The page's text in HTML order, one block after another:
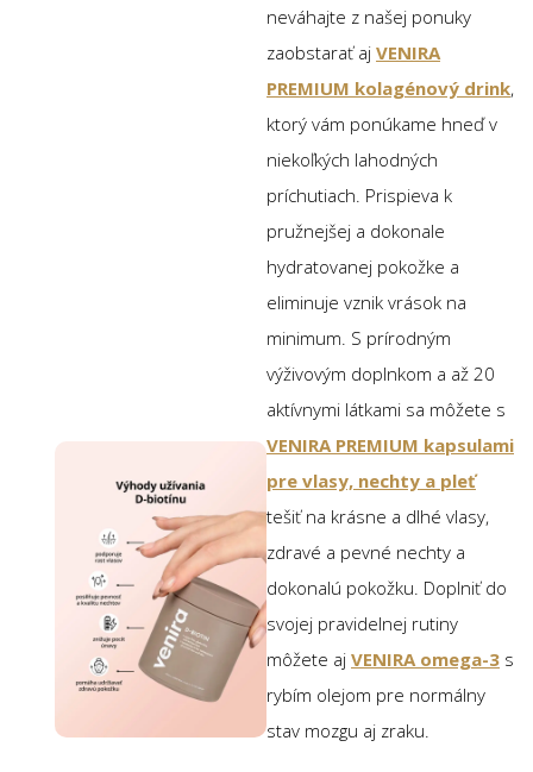
neváhajte z našej ponuky
zaobstarať aj VENIRA
PREMIUM kolagénový drink,
ktorý vám ponúkame hneď v
niekoľkých lahodných
príchutiach. Prispieva k
pružnejšej a dokonale
hydratovanej pokožke a
eliminuje vznik vrások na
minimum. S prírodným
výživovým doplnkom a až 20
aktívnymi látkami sa môžete s
VENIRA PREMIUM kapsulami
pre vlasy, nechty a pleť
tešiť na krásne a dlhé vlasy,
zdravé a pevné nechty a
dokonalú pokožku. Doplniť do
svojej pravidelnej rutiny
môžete aj VENIRA omega-3 s
rybím olejom pre normálny
stav mozgu aj zraku.